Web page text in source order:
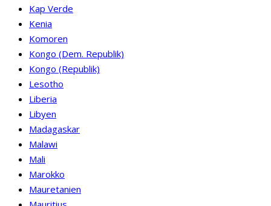
Kap Verde
Kenia
Komoren
Kongo (Dem. Republik)
Kongo (Republik)
Lesotho
Liberia
Libyen
Madagaskar
Malawi
Mali
Marokko
Mauretanien